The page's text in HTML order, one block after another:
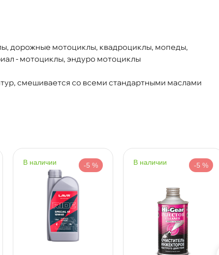
дорожные мотоциклы, квадроциклы, мопеды,
- мотоциклы, эндуро мотоциклы
смешивается со всеми стандартными маслами
наличии -5 % наличии -5 %